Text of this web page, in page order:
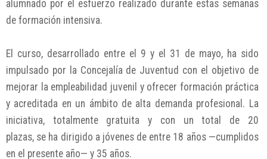
alumnado por el esfuerzo realizado durante estas semanas
de formación intensiva.
El curso, desarrollado entre el 9 y el 31 de mayo, ha sido
impulsado por la Concejalía de Juventud con el objetivo de
mejorar la empleabilidad juvenil y ofrecer formación práctica
y acreditada en un ámbito de alta demanda profesional. La
iniciativa, totalmente gratuita y con un total de 20
plazas, se ha dirigido a jóvenes de entre 18 años —cumplidos
en el presente año— y 35 años.